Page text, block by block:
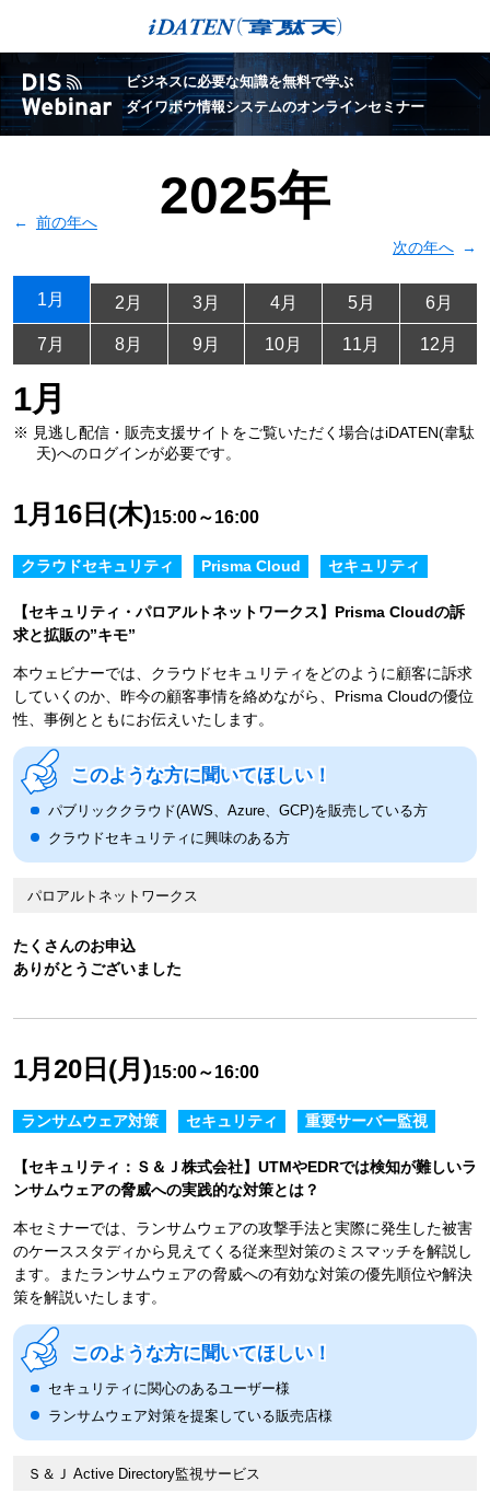
ビジネスに必要な知識を無料で学ぶ
ダイワボウ情報システムのオンラインセミナー
2025年
前の年へ
次の年へ
1月 2月 3月 4月 5月 6月
7月 8月 9月 10月 11月 12月
1月
※ 見逃し配信・販売支援サイトをご覧いただく場合はiDATEN(韋駄
天)へのログインが必要です。
1月16日(木)15:00～16:00
たくさんのお申込
ありがとうございました
クラウドセキュリティ Prisma Cloud セキュリティ
【セキュリティ・パロアルトネットワークス】Prisma Cloudの訴
求と拡販の”キモ”
本ウェビナーでは、クラウドセキュリティをどのように顧客に訴求
していくのか、昨今の顧客事情を絡めながら、Prisma Cloudの優位
性、事例とともにお伝えいたします。
このような方に聞いてほしい！
パブリッククラウド(AWS、Azure、GCP)を販売している方
クラウドセキュリティに興味のある方
パロアルトネットワークス
1月20日(月)15:00～16:00
ランサムウェア対策 セキュリティ 重要サーバー監視
【セキュリティ：Ｓ＆Ｊ株式会社】UTMやEDRでは検知が難しいラ
ンサムウェアの脅威への実践的な対策とは？
本セミナーでは、ランサムウェアの攻撃手法と実際に発生した被害
のケーススタディから見えてくる従来型対策のミスマッチを解説し
ます。またランサムウェアの脅威への有効な対策の優先順位や解決
策を解説いたします。
このような方に聞いてほしい！
セキュリティに関心のあるユーザー様
ランサムウェア対策を提案している販売店様
Ｓ＆Ｊ Active Directory監視サービス